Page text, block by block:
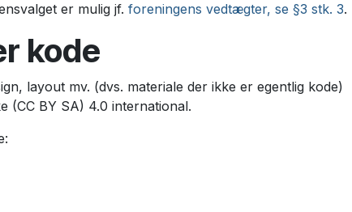
er mulig jf. foreningens vedtægter, se §3 stk. 3.
kode
layout mv. (dvs. materiale der ikke er egentlig kode)
(CC BY SA) 4.0 international.